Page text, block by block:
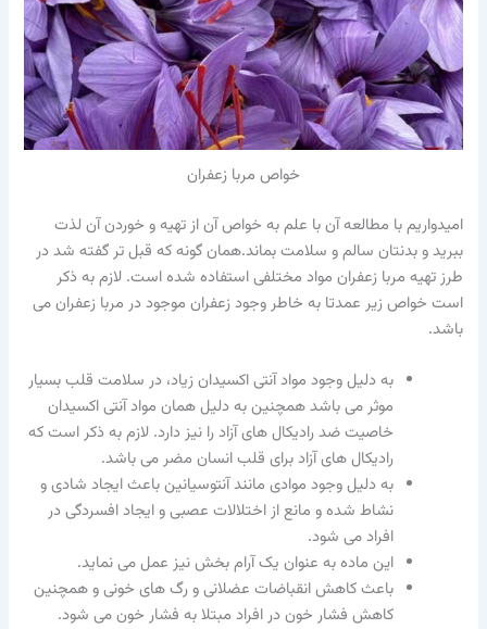
خواص مربا زعفران
امیدواریم با مطالعه آن با علم به خواص آن از تهیه و خوردن آن لذت
ببرید و بدنتان سالم و سلامت بماند.همان گونه که قبل تر گفته شد در
طرز تهیه مربا زعفران مواد مختلفی استفاده شده است. لازم به ذکر
است خواص زیر عمدتا به خاطر وجود زعفران موجود در مربا زعفران می
باشد.
به دلیل وجود مواد آنتی اکسیدان زیاد، در سلامت قلب بسیار
موثر می باشد همچنین به دلیل همان مواد آنتی اکسیدان
خاصیت ضد رادیکال های آزاد را نیز دارد. لازم به ذکر است که
رادیکال های آزاد برای قلب انسان مضر می باشد.
به دلیل وجود موادی مانند آنتوسیانین باعث ایجاد شادی و
نشاط شده و مانع از اختلالات عصبی و ایجاد افسردگی در
افراد می شود.
این ماده به عنوان یک آرام بخش نیز عمل می نماید.
باعث کاهش انقباضات عضلانی و رگ های خونی و همچنین
کاهش فشار خون در افراد مبتلا به فشار خون می شود.